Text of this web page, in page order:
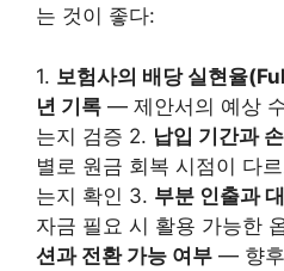
는 것이 좋다:
1. 보험사의 배당 실현율
년 기록 — 제안서의 예상
는지 검증 2. 납입 기간과
별로 원금 회복 시점이 다
는지 확인 3. 부분 인출과
자금 필요 시 활용 가능한
션과 전환 가능 여부 — 향후